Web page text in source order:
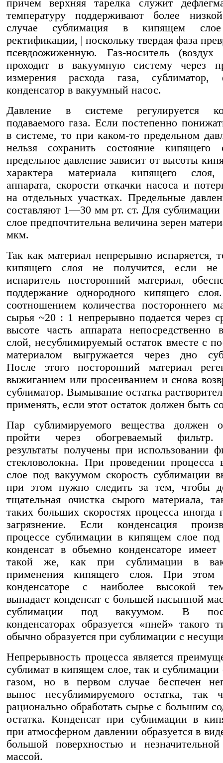
причем верхняя тарелка служит
температуру поддерживают более
случае сублимация в кипящем
ректификации, | поскольку твердая фаза
псевдоожиженную. Газ-носитель
проходит в вакуумную систему через
измерения расхода газа,
конденсатор в вакуумный насос.
Давление в системе регулируется
подаваемого газа. Если постепенно
в системе, то при каком-то предельном
нельзя сохранить состояние кипящего
предельное давление зависит от высоты
характера материала кипящего слоя,
аппарата, скорости откачки насоса и
на отдельных участках. Предельные
составляют 1—30 мм рт. ст. Для
слое предпочтительна величина зерен
мкм.
Так как материал непрерывно испаряется,
кипящего слоя не получится, если
испаритель посторонний материал,
поддержание однородного кипящего
соотношением количества постороннего
сырья ~20 : 1 непрерывно подается через
высоте часть аппарата непосредственно
слой, несублимируемый остаток вместе с
материалом выгружается через дно
После этого посторонний материал
выжиганием или просеиванием и снова
сублиматор. Вымывание остатка
применять, если этот остаток должен быть
Пар сублимируемого вещества должен
пройти через обогреваемый
результаты получены при использовании
стекловолокна. При проведении
слое под вакуумом скорость сублимации
при этом нужно следить за тем, чтобы
тщательная очистка сырого материала,
таких больших скоростях процесса иногда
загрязнение. Если конденсация
процессе сублимации в кипящем слое под
конденсат в объемно конденсаторе
такой же, как при сублимации в
применения кипящего слоя. При этом
конденсаторе с наиболее высокой
выпадает конденсат с большей насыпной
сублимации под вакуумом. В
конденсаторах образуется «пней» такого
обычно образуется при сублимации с
Непрерывность процесса является
сублимат в кипящем слое, так и
газом, но в первом случае беспечен
вынос несублимируемого остатка, так
рационально обработать сырье с большим
остатка. Конденсат при сублимации в
при атмосферном давлении образуется в
большой поверхностью и
массой.